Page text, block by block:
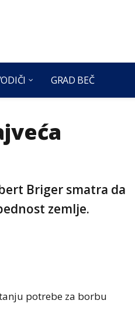
GRAD BEČ
Briger smatra da
zemlje.
potrebe za borbu